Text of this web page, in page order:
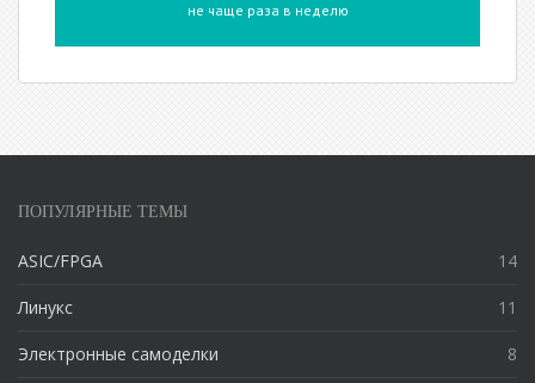
не чаще раза в неделю
ПОПУЛЯРНЫЕ ТЕМЫ
ASIC/FPGA 14
Линукс 11
Электронные самоделки 8